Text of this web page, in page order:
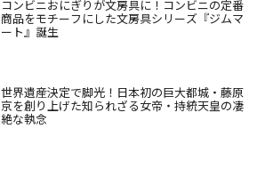
コンビニおにぎりが文房具に！コンビニの定番
商品をモチーフにした文房具シリーズ『ジムマ
ート』誕生
世界遺産決定で脚光！日本初の巨大都城・藤原
京を創り上げた知られざる女帝・持統天皇の凄
絶な執念